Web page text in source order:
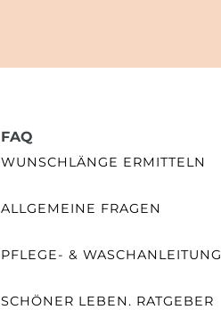
FAQ
WUNSCHLÄNGE ERMITTELN
ALLGEMEINE FRAGEN
PFLEGE- & WASCHANLEITUNG
SCHÖNER LEBEN. RATGEBER